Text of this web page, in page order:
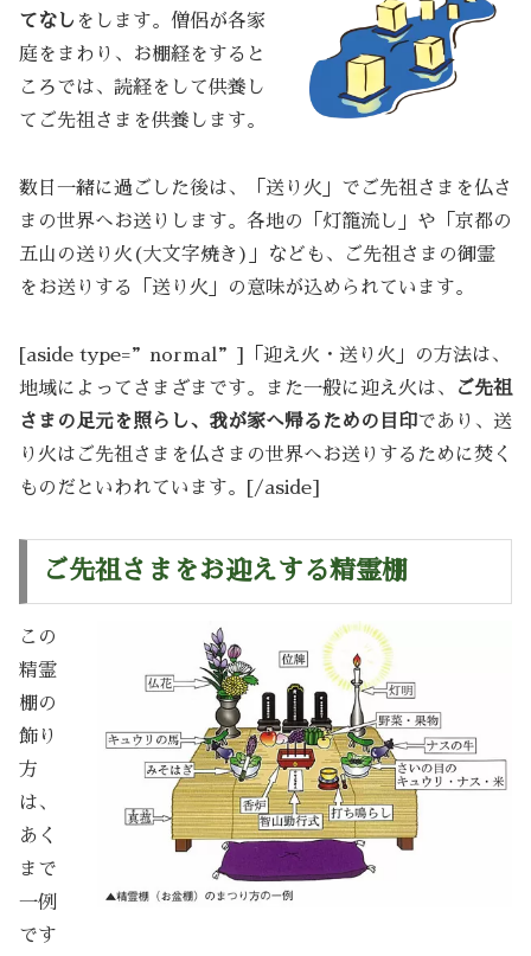
てなし をします。僧侶が各家
庭をまわり、お棚経をすると
ころでは、読経をして供養し
てご先祖さまを供養します。
数日一緒に過ごした後は、「送り火」でご先祖さまを仏さ
まの世界へお送りします。各地の「灯籠流し」や「京都の
五山の送り火(大文字焼き)」なども、ご先祖さまの御霊
をお送りする「送り火」の意味が込められています。
[aside type=”normal”]「迎え火・送り火」の方法は、
地域によってさまざまです。また一般に迎え火は、
ご先祖
さまの足元を照らし、我が家へ帰るための目印であり、送
り火はご先祖さまを仏さまの世界へお送りするために焚く
ものだといわれています。[/aside]
ご先祖さまをお迎えする精霊棚
この
精霊
棚の
飾り
方
は、
あく
まで
一例
です